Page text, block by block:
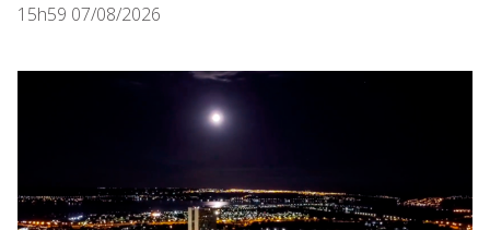
15h59 07/08/2026